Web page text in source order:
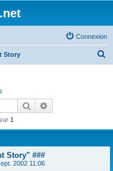
Connexion
Story
Rechercher
1
Story" ###
2002 11:06